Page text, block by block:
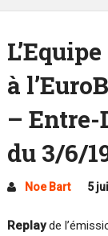
à
– Entre-
du 3/6/
Noe Bart 5
Replayde